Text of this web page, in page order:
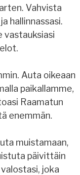
Vahvista
hallinnassasi.
vastauksiasi
Auta oikeaan
paikallamme,
Raamatun
enemmän.
muistamaan,
päivittäin
joka